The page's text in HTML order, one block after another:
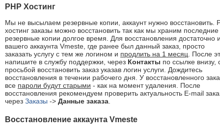
PHP Хостинг
Мы не высылаем резервные копии, аккаунт нужно восстановить.
хостинг заказы можно восстановить так как мы храним последние
резервные копии долгое время. Для восстановления достаточно
вашего аккаунта Vmeste, где ранее был данный заказ, просто
заказать услугу с тем же логином и продлить на 1 месяц. После
напишите в службу поддержки, через Контакты по ссылке внизу,
просьбой восстановить заказ указав логин услуги. Дождитесь
восстановления в течении рабочего дня. У восстановленного
все пароли будут старыми - как на момент удаления. После
восстановления рекомендуем проверить актуальность E-mail
через Заказы -> Данные заказа.
Восстановление аккаунта Vmeste